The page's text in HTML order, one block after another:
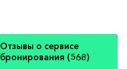
Отзывы о сервисе
бронирования (568)